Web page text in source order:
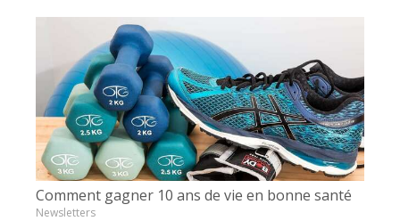
Comment gagner 10 ans de vie en bonne santé
Newsletters